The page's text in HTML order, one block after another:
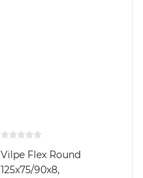
Vilpe Flex Round
125х75/90х8,